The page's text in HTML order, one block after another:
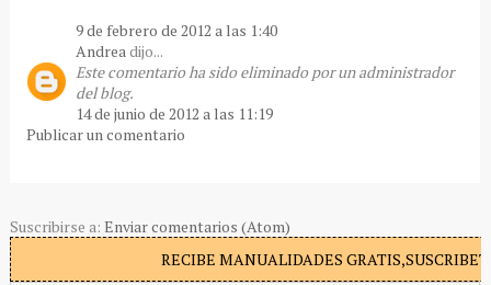
9 de febrero de 2012 a las 1:40
Andreadijo...
Este comentario ha sido eliminado por un administrador
del blog.
14 de junio de 2012 a las 11:19
Publicar un comentario
Suscribirse a: Enviar comentarios (Atom)
RECIBE MANUALIDADES